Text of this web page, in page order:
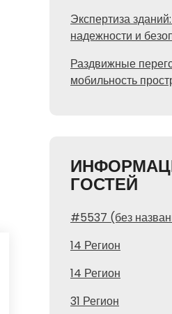
Экспертиза
надежности и
Раздвижные
мобильность
ГОСТЕЙ
#5537 (без
14 Регион
14 Регион
31 Регион